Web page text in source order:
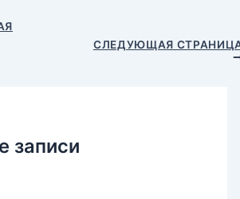
СЛЕДУЮЩАЯ
записи